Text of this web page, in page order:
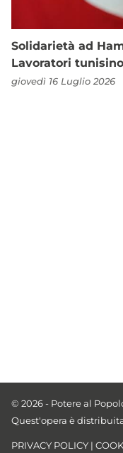
Solidarietà ad
Lavoratori tunisino
giovedì 16 Luglio 2026
© 2026 - Potere al
Quest'opera è
PRIVACY POLICY |